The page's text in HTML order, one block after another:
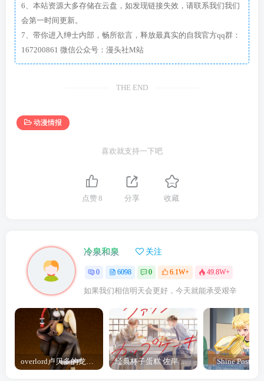
6、本站资源大多存储在云盘，如发现链接失效，请联系我们我们
会第一时间更新。
7、带你进入绅士内部，畅所欲言，释放最真实的自我官方qq群：
167200861 微信公众号：漫头社M站
THE END
动漫情报
喜欢就支持一下吧
点赞8 分享 收藏
冷泉和泉 关注
0 6098 0 6.1W+ 49.8W+
如果我们相信明天会更好，今天就能承受艰辛
overlord卢贝多的龙王谁厉害 「Overlord」露普斯蕾琪娜·贝塔手办开订 经典杯子蛋糕 佐岸 漫画「经典杯子蛋糕」宣布真人日剧化